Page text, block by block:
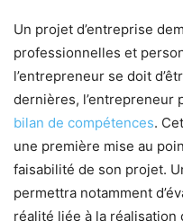
Un projet d’entreprise
professionnelles et
l’entrepreneur se doit
dernières, l’entrepreneur
bilan de compétences.
une première mise au
faisabilité de son projet.
permettra notamment
réalité liée à la réalisation